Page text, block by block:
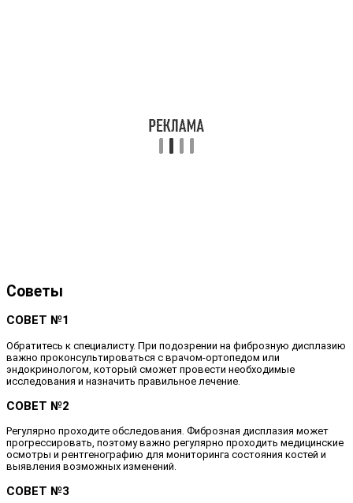
Советы
СОВЕТ №1
Обратитесь к специалисту. При подозрении на фиброзную дисплазию
важно проконсультироваться с врачом-ортопедом или
эндокринологом, который сможет провести необходимые
исследования и назначить правильное лечение.
СОВЕТ №2
Регулярно проходите обследования. Фиброзная дисплазия может
прогрессировать, поэтому важно регулярно проходить медицинские
осмотры и рентгенографию для мониторинга состояния костей и
выявления возможных изменений.
СОВЕТ №3